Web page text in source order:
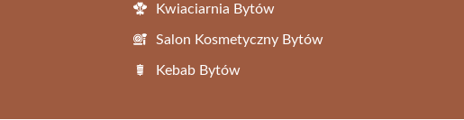
Kwiaciarnia Bytów
Salon Kosmetyczny Bytów
Kebab Bytów